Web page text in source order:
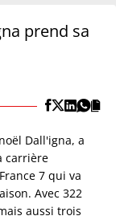
prend sa
Dall'igna, a
carrière
7 qui va
Avec 322
aussi trois